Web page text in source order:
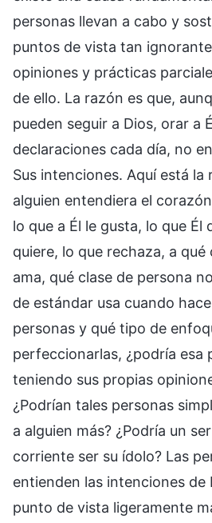
personas llevan a cabo y
puntos de vista tan
opiniones y prácticas
de ello. La razón es que,
pueden seguir a Dios, orar a
declaraciones cada día, no
Sus intenciones. Aquí está la
alguien entendiera el
lo que a Él le gusta, lo que Él
quiere, lo que rechaza, a qué
ama, qué clase de persona
de estándar usa cuando
personas y qué tipo de
perfeccionarlas, ¿podría esa
teniendo sus propias
¿Podrían tales personas
a alguien más? ¿Podría un
corriente ser su ídolo? Las
entienden las intenciones de
punto de vista ligeramente